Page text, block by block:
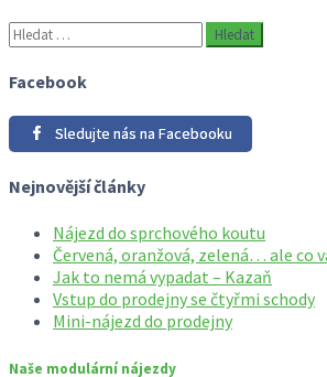
Vyhledávání
Facebook
Sledujte nás na Facebooku
Nejnovější články
Nájezd do sprchového koutu
Červená, oranžová, zelená… ale co
Jak to nemá vypadat – Kazaň
Vstup do prodejny se čtyřmi schody
Mini-nájezd do prodejny
Naše modulární nájezdy